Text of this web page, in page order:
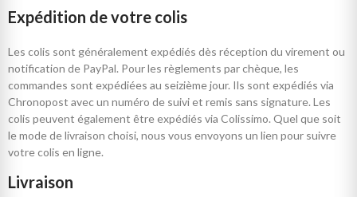
Expédition de votre colis
Les colis sont généralement expédiés dès réception du virement ou
notification de PayPal. Pour les règlements par chèque, les
commandes sont expédiées au seizième jour. Ils sont expédiés via
Chronopost avec un numéro de suivi et remis sans signature. Les
colis peuvent également être expédiés via Colissimo. Quel que soit
le mode de livraison choisi, nous vous envoyons un lien pour suivre
votre colis en ligne.
Livraison